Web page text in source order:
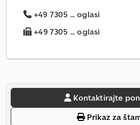
+49 7305 ... oglasi
+49 7305 ... oglasi
Kontaktirajte
Prikaz za